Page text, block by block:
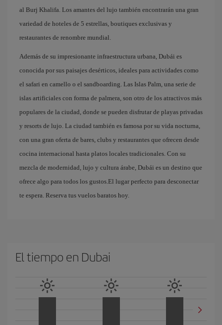
al Burj Khalifa. Los amantes del lujo también encontrarán una gran
variedad de hoteles de 5 estrellas, boutiques exclusivas y
restaurantes de renombre mundial.
Además de su impresionante infraestructura urbana, Dubái es
conocida por sus paisajes desérticos, ideales para actividades como
el safari en camello o el sandboarding. Las Islas Palm, una serie de
islas artificiales con forma de palmera, son otro de los atractivos más
populares de la ciudad, donde se pueden disfrutar de playas privadas
y resorts de lujo. La ciudad también es famosa por su vida nocturna,
con una gran oferta de bares, clubs y restaurantes que ofrecen desde
cocina internacional hasta platos locales tradicionales. Con su
mezcla de modernidad, lujo y cultura árabe, Dubái es un destino que
ofrece algo para todos los gustos.El lugar perfecto para desconectar
te espera. Reserva tus vuelos baratos hoy.
El tiempo en Dubai